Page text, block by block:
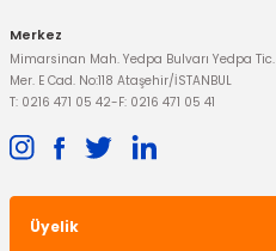
Merkez
Mimarsinan Mah. Yedpa Bulvarı Yedpa Tic.
Mer. E Cad. No:118 Ataşehir/İSTANBUL
T: 0216 471 05 42-F: 0216 471 05 41
Üyelik